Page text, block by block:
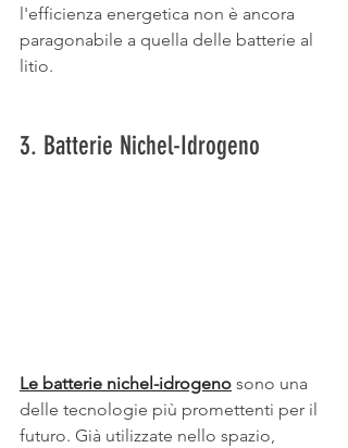
l'efficienza energetica non è ancora
paragonabile a quella delle batterie al
litio.
3. Batterie Nichel-Idrogeno
Le batterie nichel-idrogeno sono una
delle tecnologie più promettenti per il
futuro. Già utilizzate nello spazio,